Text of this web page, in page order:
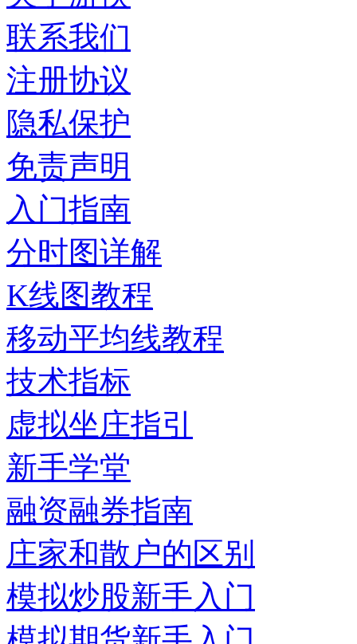
联系我们
注册协议
隐私保护
免责声明
入门指南
分时图详解
K线图教程
移动平均线教程
技术指标
虚拟坐庄指引
新手学堂
融资融券指南
庄家和散户的区别
模拟炒股新手入门